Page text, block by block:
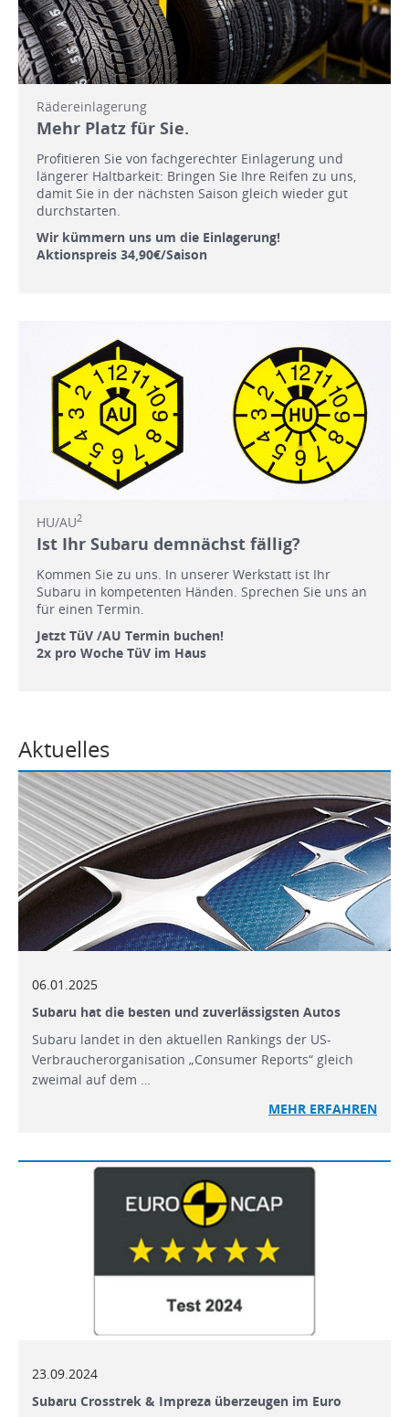
Rädereinlagerung
Mehr Platz für Sie.
Profitieren Sie von fachgerechter Einlagerung und
längerer Haltbarkeit: Bringen Sie Ihre Reifen zu uns,
damit Sie in der nächsten Saison gleich wieder gut
durchstarten.
Wir kümmern uns um die Einlagerung!
Aktionspreis 34,90€/Saison
HU/AU2
Ist Ihr Subaru demnächst fällig?
Kommen Sie zu uns. In unserer Werkstatt ist Ihr
Subaru in kompetenten Händen. Sprechen Sie uns an
für einen Termin.
Jetzt TüV /AU Termin buchen!
2x pro Woche TüV im Haus
Aktuelles
06.01.2025
Subaru hat die besten und zuverlässigsten Autos
Subaru landet in den aktuellen Rankings der US-
Verbraucherorganisation „Consumer Reports“ gleich
zweimal auf dem …
MEHR ERFAHREN
23.09.2024
Subaru Crosstrek & Impreza überzeugen im Euro